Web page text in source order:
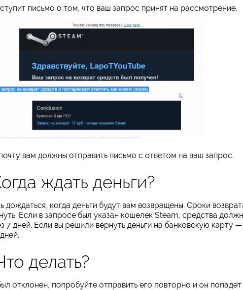
письмо о том, что ваш запрос принят на рассмотрение.
вам должны отправить письмо с ответом на ваш запрос.
ждать деньги?
когда деньги будут вам возвращены. Сроки
Если в запросе был указан кошелек Steam, средства
7 дней. Если вы решили вернуть деньги на банковскую карту —
делать?
отклонен, попробуйте отправить его повторно и он попадет